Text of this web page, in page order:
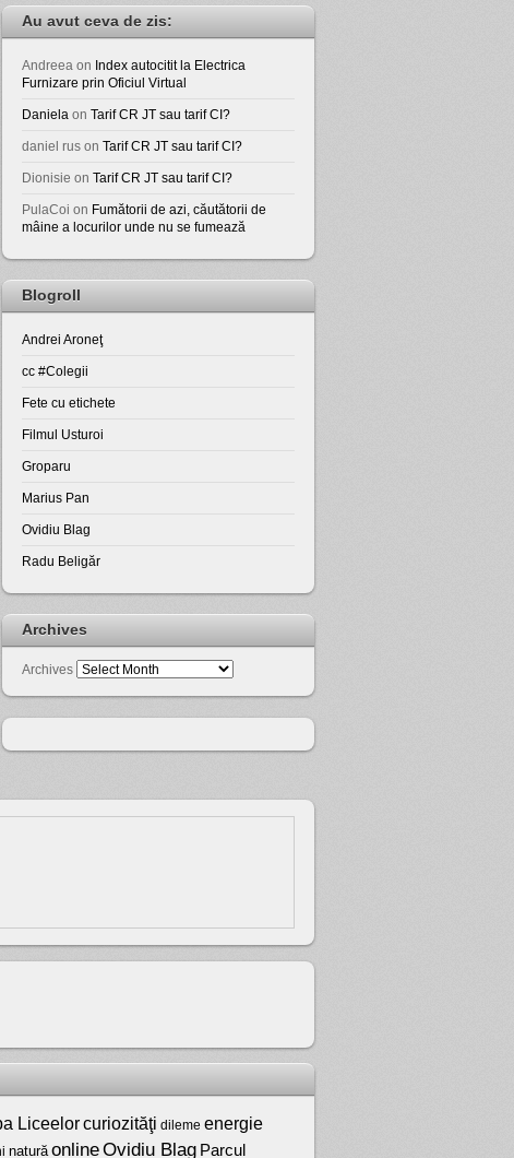
Au avut ceva de zis:
Andreea on Index autocitit la Electrica
Furnizare prin Oficiul Virtual
Daniela on Tarif CR JT sau tarif CI?
daniel rus on Tarif CR JT sau tarif CI?
Dionisie on Tarif CR JT sau tarif CI?
PulaCoi on Fumătorii de azi, căutătorii de
mâine a locurilor unde nu se fumează
Blogroll
Andrei Aroneţ
cc #Colegii
Fete cu etichete
Filmul Usturoi
Groparu
Marius Pan
Ovidiu Blag
Radu Beligăr
Archives
Archives
Liceelorcuriozităţi dileme energie
natură onlineOvidiu Blag Parcul